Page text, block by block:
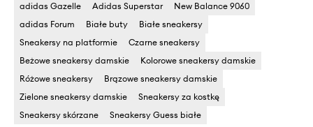
adidas Gazelle
Adidas Superstar
New Balance 9060
adidas Forum
Białe buty
Białe sneakersy
Sneakersy na platformie
Czarne sneakersy
Beżowe sneakersy damskie
Kolorowe sneakersy damskie
Różowe sneakersy
Brązowe sneakersy damskie
Zielone sneakersy damskie
Sneakersy za kostkę
Sneakersy skórzane
Sneakersy Guess białe